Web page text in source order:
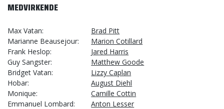
MEDVIRKENDE
Max Vatan
Brad Pitt
Marianne Beausejour
Marion Cotillard
Frank Heslop
Jared Harris
Guy Sangster
Matthew Goode
Bridget Vatan
Lizzy Caplan
Hobar
August Diehl
Monique
Camille Cottin
Emmanuel Lombard
Anton Lesser